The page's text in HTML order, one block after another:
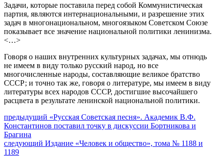
Задачи, которые поставила перед собой Коммунистическая
партия, являются интернациональными, и разрешение этих
задач в многонациональном, многоязыком Советском Союзе
показывает все значение национальной политики ленинизма.
<…>
Говоря о наших внутренних культурных задачах, мы отнюдь
не имеем в виду только русский народ, но все
многочисленные народы, составляющие великое братство
СССР; и точно так же, говоря о литературе, мы имеем в виду
литературы всех народов СССР, достигшие высочайшего
расцвета в результате ленинской национальной политики.
Навигация
по
записям
предыдущий Предыдущий
пост:
«Русская Советская песня». Академик В.Ф.
Константинов поставил точку в дискуссии Бортникова и
Брагина
следующий Следующее
Издание «Человек и общество», тома № 1188 и
1189